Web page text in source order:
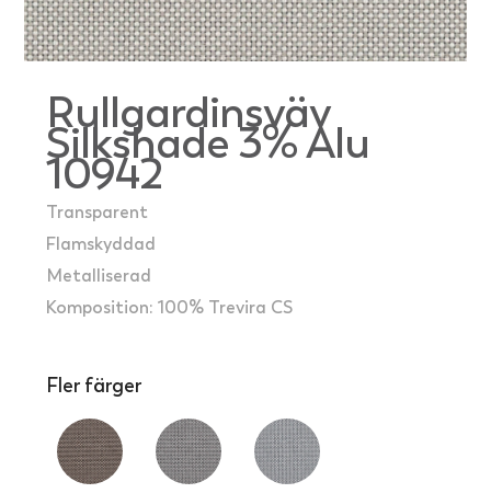
Rullgardinsväv
Silkshade 3% Alu
10942
Transparent
Flamskyddad
Metalliserad
Komposition: 100% Trevira CS
Fler färger